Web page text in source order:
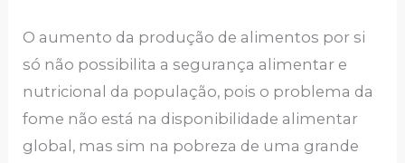
O aumento da produção de alimentos por si
só não possibilita a segurança alimentar e
nutricional da população, pois o problema da
fome não está na disponibilidade alimentar
global, mas sim na pobreza de uma grande